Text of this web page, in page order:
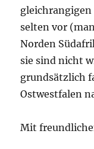
selten vor
Norden
sie sind nicht
grundsätzlich
Ostwestfalen
Mit